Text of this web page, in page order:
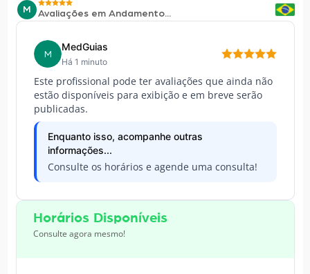
M Avaliações em Andamento...
M
MedGuias
Há 1 minuto
Este profissional pode ter avaliações que ainda não
estão disponíveis para exibição e em breve serão
publicadas.
Enquanto isso, acompanhe outras
informações...
Consulte os horários e agende uma consulta!
Horários Disponíveis
Consulte agora mesmo!